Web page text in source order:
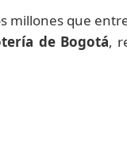
millones que
de Bogotá,